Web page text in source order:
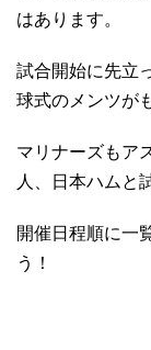
はあります。
試合開始に先立
球式のメンツが
マリナーズもア
人、日本ハムと
開催日程順に一
う！